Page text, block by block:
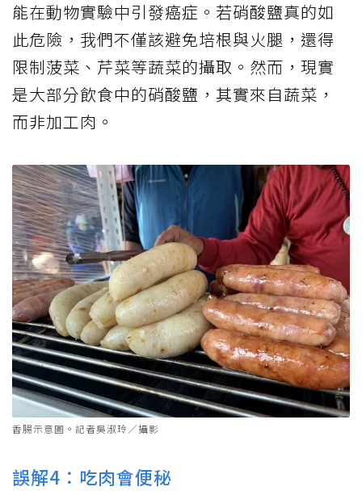
能在動物實驗中引發癌症。若硝酸鹽真的如
此危險，我們不僅該避免培根與火腿，還得
限制菠菜、芹菜等蔬菜的攝取。然而，現實
是大部分飲食中的硝酸鹽，其實來自蔬菜，
而非加工肉。
香腸示意圖。記者吳淑玲／攝影
誤解4：吃肉會便秘